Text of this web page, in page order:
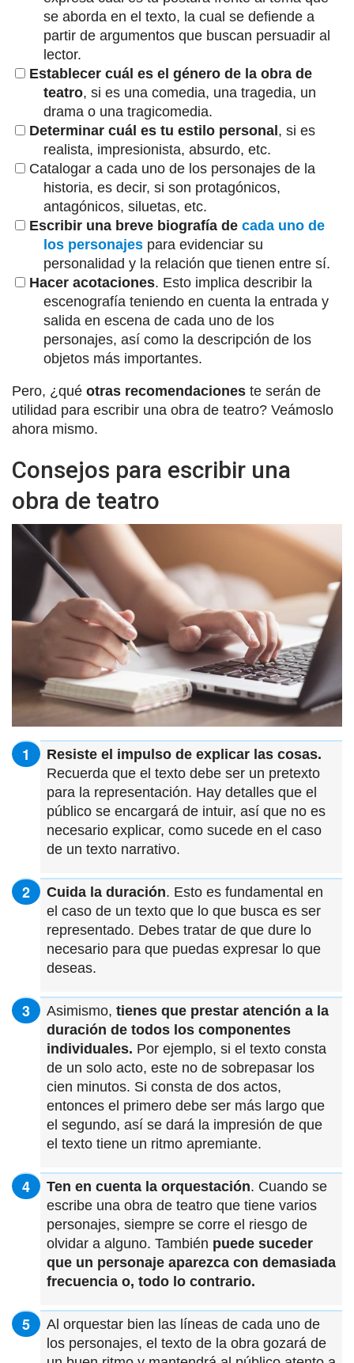
se aborda en el texto, la cual se defiende a
partir de argumentos que buscan persuadir al
lector.
Establecer cuál es el género de la obra de
teatro, si es una comedia, una tragedia, un
drama o una tragicomedia.
Determinar cuál es tu estilo personal , si es
realista, impresionista, absurdo, etc.
Catalogar a cada uno de los personajes de la
historia, es decir, si son protagónicos,
antagónicos, siluetas, etc.
Escribir una breve biografía de cada uno de
los personajes para evidenciar su
personalidad y la relación que tienen entre sí.
Hacer acotaciones. Esto implica describir la
escenografía teniendo en cuenta la entrada y
salida en escena de cada uno de los
personajes, así como la descripción de los
objetos más importantes.
Pero, ¿qué otras recomendaciones te serán de
utilidad para escribir una obra de teatro? Veámoslo
ahora mismo.
Consejos para escribir una
obra de teatro
Resiste el impulso de explicar las cosas.
Recuerda que el texto debe ser un pretexto
para la representación. Hay detalles que el
público se encargará de intuir, así que no es
necesario explicar, como sucede en el caso
de un texto narrativo.
Cuida la duración. Esto es fundamental en
el caso de un texto que lo que busca es ser
representado. Debes tratar de que dure lo
necesario para que puedas expresar lo que
deseas.
Asimismo, tienes que prestar atención a la
duración de todos los componentes
individuales. Por ejemplo, si el texto consta
de un solo acto, este no de sobrepasar los
cien minutos. Si consta de dos actos,
entonces el primero debe ser más largo que
el segundo, así se dará la impresión de que
el texto tiene un ritmo apremiante.
Ten en cuenta la orquestación. Cuando se
escribe una obra de teatro que tiene varios
personajes, siempre se corre el riesgo de
olvidar a alguno. También puede suceder
que un personaje aparezca con demasiada
frecuencia o, todo lo contrario.
Al orquestar bien las líneas de cada uno de
los personajes, el texto de la obra gozará de